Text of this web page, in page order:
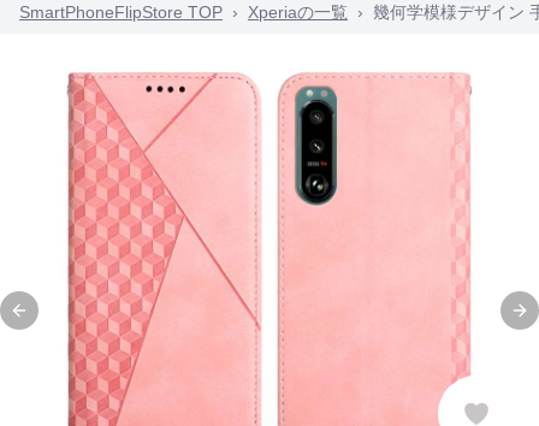
SmartPhoneFlipStore TOP › Xperiaの一覧 › 幾何学模様デザイン
Previous slide